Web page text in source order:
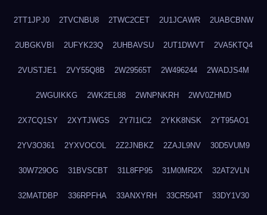
2TT1JPJ0 2TVCNBU8 2TWC2CET 2U1JCAWR 2UABCBNW
2UBGKVBI 2UFYK23Q 2UHBAVSU 2UT1DWVT 2VA5KTQ4
2VUSTJE1 2VY55Q8B 2W29565T 2W496244 2WADJS4M
2WGUIKKG 2WK2EL88 2WNPNKRH 2WV0ZHMD
2X7CQ1SY 2XYTJWGS 2Y7I1IC2 2YKK8NSK 2YT95AO1
2YV3O361 2YXVOCOL 2Z2JNBKZ 2ZAJL9NV 30D5VUM9
30W729OG 31BVSCBT 31L8FP95 31M0MR2X 32AT2VLN
32MATDBP 336RPFHA 33ANXYRH 33CR504T 33DY1V30